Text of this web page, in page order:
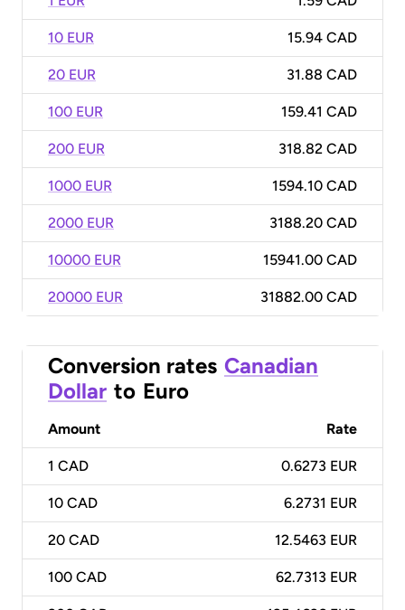
10 EUR 15.94 CAD
20 EUR 31.88 CAD
100 EUR 159.41 CAD
200 EUR 318.82 CAD
1000 EUR 1594.10 CAD
2000 EUR 3188.20 CAD
10000 EUR 15941.00 CAD
20000 EUR 31882.00 CAD
Conversion rates Canadian
Dollar to Euro
Amount Rate
1 CAD 0.6273 EUR
10 CAD 6.2731 EUR
20 CAD 12.5463 EUR
100 CAD 62.7313 EUR